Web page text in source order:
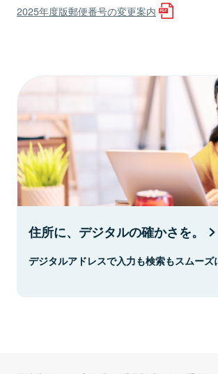
2025年度版郵便番号の変更案内
住所に、デジタルの確かさを。
デジタルアドレスで入力も検索もスムーズ